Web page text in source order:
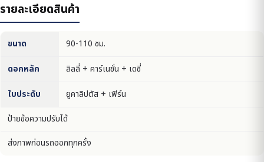
รายละเอียดสินค้า
ขนาด 90-110 ซม.
ดอกหลัก ลิลลี่ + คาร์เนชั่น + เดซี่
ใบประดับ
ยูคาลิปตัส + เฟิร์น
ป้ายข้อความปรับได้
ส่งภาพก่อนรถออกทุกครั้ง